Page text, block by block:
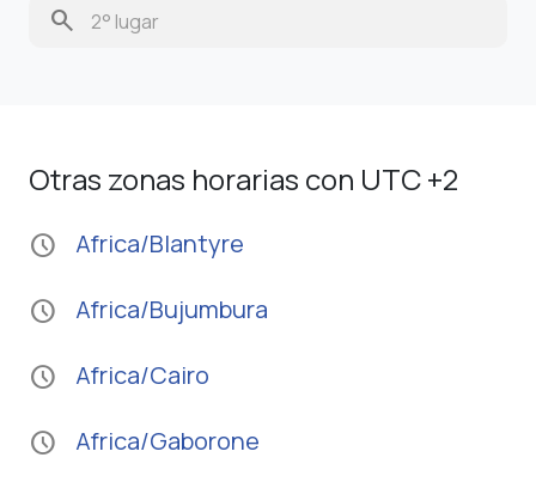
search
Otras zonas horarias con UTC +2
schedule Africa/Blantyre
schedule Africa/Bujumbura
schedule Africa/Cairo
schedule Africa/Gaborone